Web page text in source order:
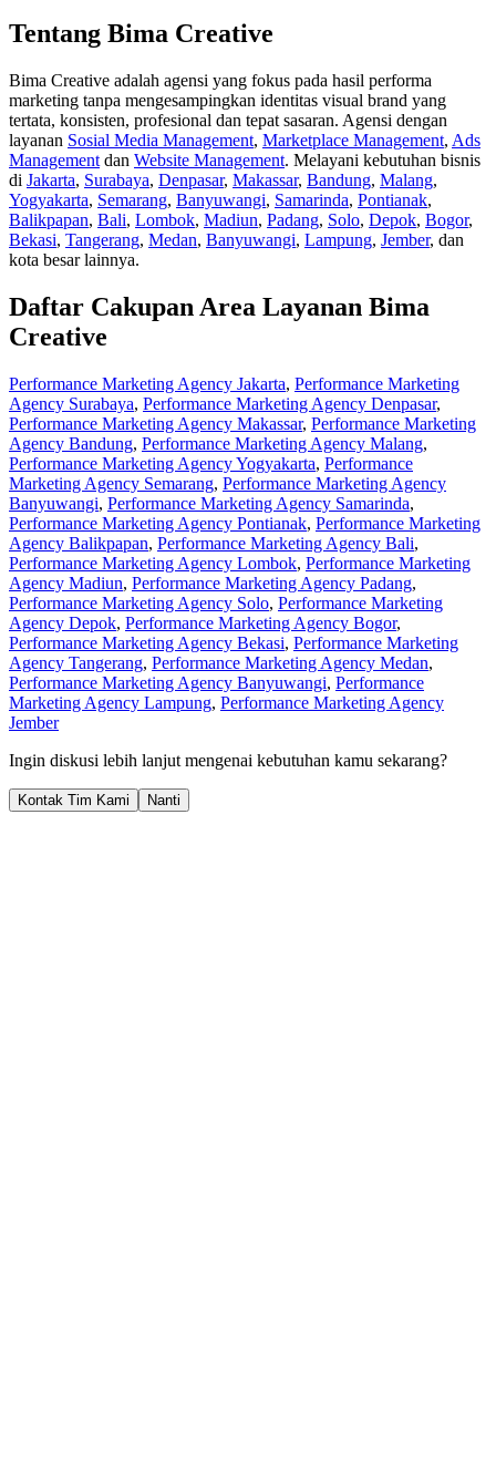
Tentang Bima Creative
Bima Creative adalah agensi yang fokus pada hasil performa
marketing tanpa mengesampingkan identitas visual brand yang
tertata, konsisten, profesional dan tepat sasaran. Agensi dengan
layanan Sosial Media Management, Marketplace Management, Ads
Management dan Website Management. Melayani kebutuhan bisnis
di Jakarta, Surabaya, Denpasar, Makassar, Bandung, Malang,
Yogyakarta, Semarang, Banyuwangi, Samarinda, Pontianak,
Balikpapan, Bali, Lombok, Madiun, Padang, Solo, Depok, Bogor,
Bekasi, Tangerang, Medan, Banyuwangi, Lampung, Jember, dan
kota besar lainnya.
Daftar Cakupan Area Layanan Bima
Creative
Performance Marketing Agency Jakarta, Performance Marketing
Agency Surabaya, Performance Marketing Agency Denpasar,
Performance Marketing Agency Makassar, Performance Marketing
Agency Bandung, Performance Marketing Agency Malang,
Performance Marketing Agency Yogyakarta, Performance
Marketing Agency Semarang, Performance Marketing Agency
Banyuwangi, Performance Marketing Agency Samarinda,
Performance Marketing Agency Pontianak, Performance Marketing
Agency Balikpapan, Performance Marketing Agency Bali,
Performance Marketing Agency Lombok, Performance Marketing
Agency Madiun, Performance Marketing Agency Padang,
Performance Marketing Agency Solo, Performance Marketing
Agency Depok, Performance Marketing Agency Bogor,
Performance Marketing Agency Bekasi, Performance Marketing
Agency Tangerang, Performance Marketing Agency Medan,
Performance Marketing Agency Banyuwangi, Performance
Marketing Agency Lampung, Performance Marketing Agency
Jember
Ingin diskusi lebih lanjut mengenai kebutuhan kamu sekarang?
Kontak Tim Kami Nanti